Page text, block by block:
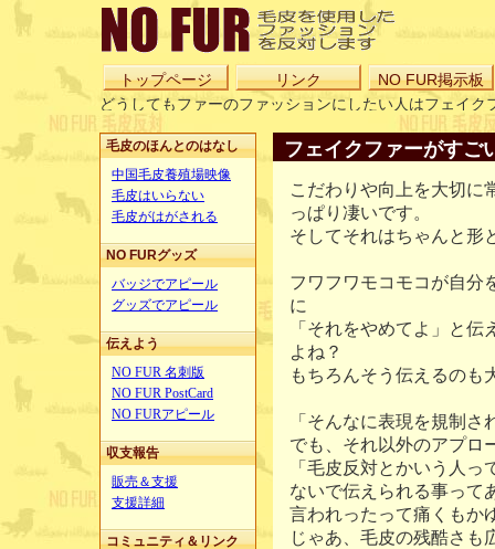
トップページ リンク NO FUR掲示板
どうしてもファーのファッションにしたい人はフェイ
毛皮のほんとのはなし
中国毛皮養殖場映像
毛皮はいらない
毛皮がはがされる
NO FURグッズ
バッジでアピール
グッズでアピール
伝えよう
NO FUR 名刺版
NO FUR PostCard
NO FURアピール
収支報告
販売＆支援
支援詳細
コミュニティ＆リンク
フェイクファーがすご
こだわりや向上を大切に
っぱり凄いです。
そしてそれはちゃんと形
フワフワモコモコが自分
に
「それをやめてよ」と
よね？
もちろんそう伝えるのも
「そんなに表現を規制
でも、それ以外のアプロ
「毛皮反対とかいう人
ないで伝えられる事って
言われったって痛くもか
じゃあ、毛皮の残酷さも